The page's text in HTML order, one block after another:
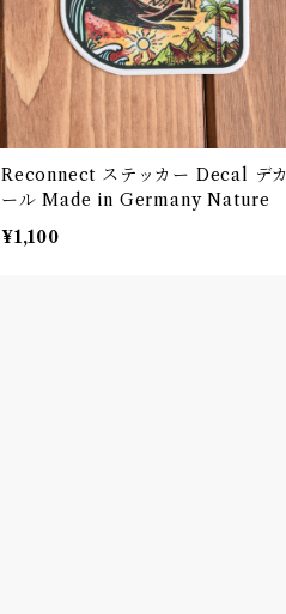
Reconnect ステッカー Decal デカ
ール Made in Germany Nature
¥1,100